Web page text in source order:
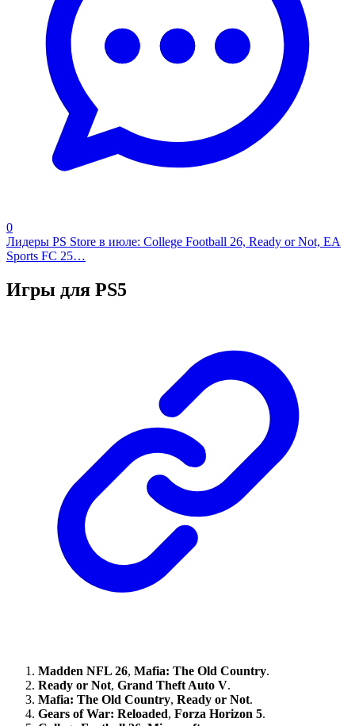
0
Лидеры PS Store в июле: College Football 26, Ready or Not, EA
Sports FC 25…
Игры для PS5
Madden NFL 26, Mafia: The Old Country.
Ready or Not, Grand Theft Auto V.
Mafia: The Old Country, Ready or Not.
Gears of War: Reloaded, Forza Horizon 5.